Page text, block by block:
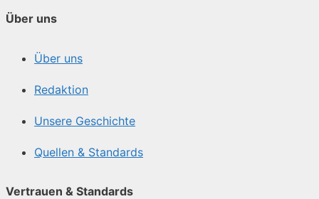
Über uns
Über uns
Redaktion
Unsere Geschichte
Quellen & Standards
Vertrauen & Standards